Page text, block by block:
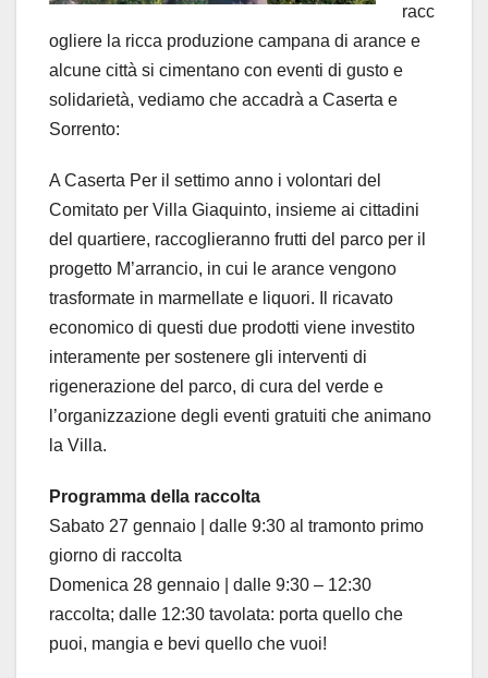
racc
ogliere la ricca produzione campana di arance e
alcune città si cimentano con eventi di gusto e
solidarietà, vediamo che accadrà a Caserta e
Sorrento:
A Caserta Per il settimo anno i volontari del
Comitato per Villa Giaquinto, insieme ai cittadini
del quartiere, raccoglieranno frutti del parco per il
progetto M’arrancio, in cui le arance vengono
trasformate in marmellate e liquori. Il ricavato
economico di questi due prodotti viene investito
interamente per sostenere gli interventi di
rigenerazione del parco, di cura del verde e
l’organizzazione degli eventi gratuiti che animano
la Villa.
Programma della raccolta
Sabato 27 gennaio | dalle 9:30 al tramonto primo
giorno di raccolta
Domenica 28 gennaio | dalle 9:30 – 12:30
raccolta; dalle 12:30 tavolata: porta quello che
puoi, mangia e bevi quello che vuoi!